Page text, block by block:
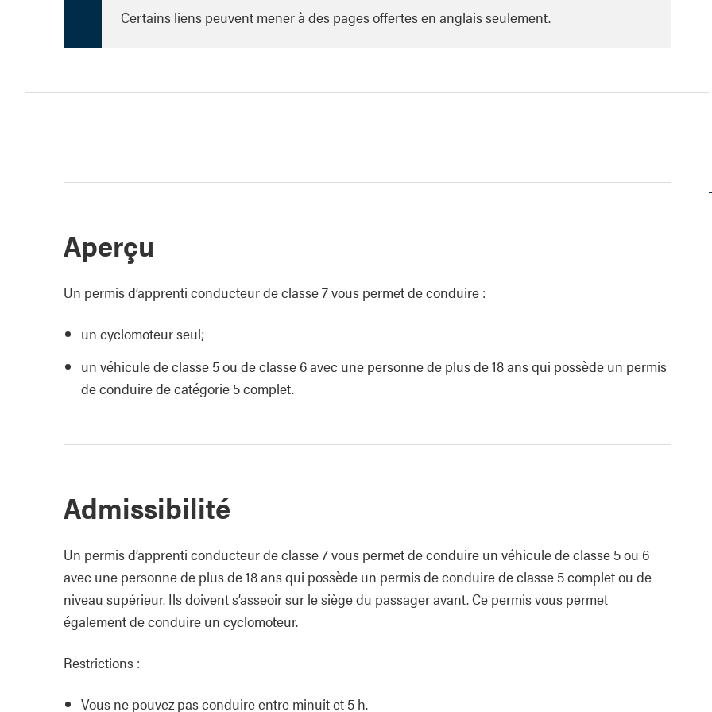
Certains liens peuvent mener à des pages offertes en anglais seulement.
Aperçu
Un permis d’apprenti conducteur de classe 7 vous permet de conduire :
un cyclomoteur seul;
un véhicule de classe 5 ou de classe 6 avec une personne de plus de 18 ans qui possède un permis
de conduire de catégorie 5 complet.
Admissibilité
Un permis d’apprenti conducteur de classe 7 vous permet de conduire un véhicule de classe 5 ou 6
avec une personne de plus de 18 ans qui possède un permis de conduire de classe 5 complet ou de
niveau supérieur. Ils doivent s’asseoir sur le siège du passager avant. Ce permis vous permet
également de conduire un cyclomoteur.
Restrictions :
Vous ne pouvez pas conduire entre minuit et 5 h.